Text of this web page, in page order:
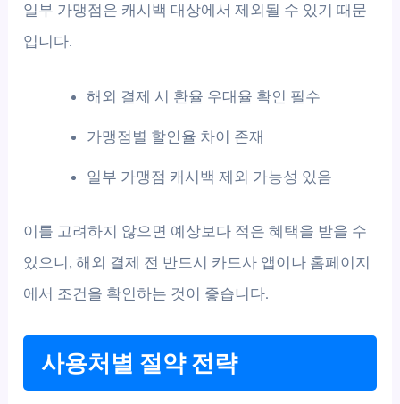
일부 가맹점은 캐시백 대상에서 제외될 수 있기 때문
입니다.
해외 결제 시 환율 우대율 확인 필수
가맹점별 할인율 차이 존재
일부 가맹점 캐시백 제외 가능성 있음
이를 고려하지 않으면 예상보다 적은 혜택을 받을 수
있으니, 해외 결제 전 반드시 카드사 앱이나 홈페이지
에서 조건을 확인하는 것이 좋습니다.
사용처별 절약 전략